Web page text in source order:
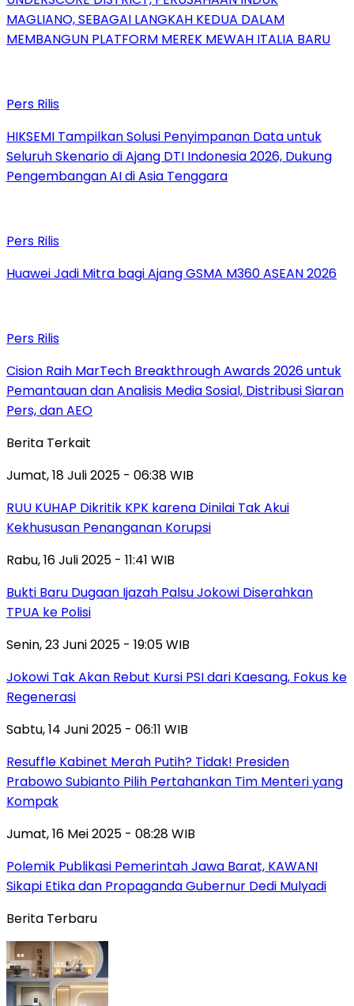
MAGLIANO, SEBAGAI LANGKAH KEDUA DALAM
MEMBANGUN PLATFORM MEREK MEWAH ITALIA BARU
Pers Rilis
HIKSEMI Tampilkan Solusi Penyimpanan Data untuk
Seluruh Skenario di Ajang DTI Indonesia 2026, Dukung
Pengembangan AI di Asia Tenggara
Pers Rilis
Huawei Jadi Mitra bagi Ajang GSMA M360 ASEAN 2026
Pers Rilis
Cision Raih MarTech Breakthrough Awards 2026 untuk
Pemantauan dan Analisis Media Sosial, Distribusi Siaran
Pers, dan AEO
Berita Terkait
Jumat, 18 Juli 2025 - 06:38 WIB
RUU KUHAP Dikritik KPK karena Dinilai Tak Akui
Kekhususan Penanganan Korupsi
Rabu, 16 Juli 2025 - 11:41 WIB
Bukti Baru Dugaan Ijazah Palsu Jokowi Diserahkan
TPUA ke Polisi
Senin, 23 Juni 2025 - 19:05 WIB
Jokowi Tak Akan Rebut Kursi PSI dari Kaesang, Fokus ke
Regenerasi
Sabtu, 14 Juni 2025 - 06:11 WIB
Resuffle Kabinet Merah Putih? Tidak! Presiden
Prabowo Subianto Pilih Pertahankan Tim Menteri yang
Kompak
Jumat, 16 Mei 2025 - 08:28 WIB
Polemik Publikasi Pemerintah Jawa Barat, KAWANI
Sikapi Etika dan Propaganda Gubernur Dedi Mulyadi
Berita Terbaru